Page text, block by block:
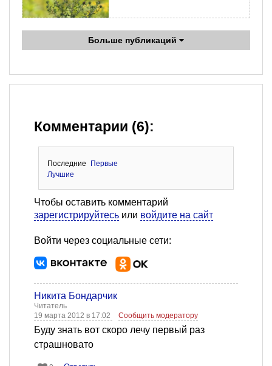
Больше публикаций
Комментарии (6):
Последние
Первые
Лучшие
Чтобы оставить комментарий
зарегистрируйтесь или войдите на сайт
Войти через социальные сети:
Никита Бондарчик
Читатель
19 марта 2012 в 17:02
Сообщить модератору
Буду знать вот скоро лечу первый раз
страшновато